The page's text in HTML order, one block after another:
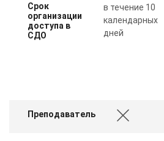
Срок
организации
доступа в
СДО
в течение 10
календарных
дней
Преподаватель